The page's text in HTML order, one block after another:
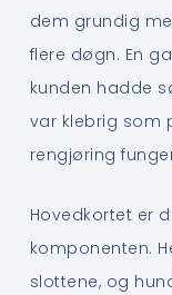
dem grundig
flere døgn. En
kunden hadde
var klebrig som
rengjøring
Hovedkortet er
komponenten.
slottene, og